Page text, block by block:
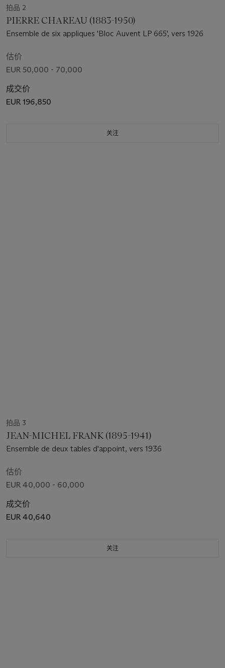
拍品 2
PIERRE CHAREAU (1883-1950)
Ensemble de six appliques 'Bloc Auvent LP 665', vers 1926
估价
EUR 50,000 - 70,000
成交价
EUR 196,850
关注
拍品 3
JEAN-MICHEL FRANK (1895-1941)
Ensemble de deux tables d'appoint, vers 1936
估价
EUR 40,000 - 60,000
成交价
EUR 40,640
关注